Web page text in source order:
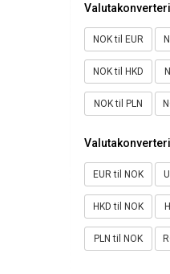
NOK til EUR
NOK til HKD
NOK til PLN
EUR til NOK
HKD til NOK
PLN til NOK